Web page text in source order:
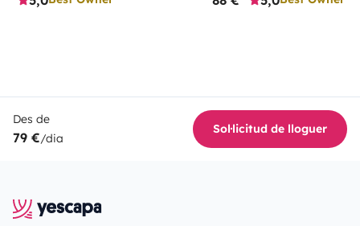
Des de
79 €/dia
Sol·licitud de lloguer